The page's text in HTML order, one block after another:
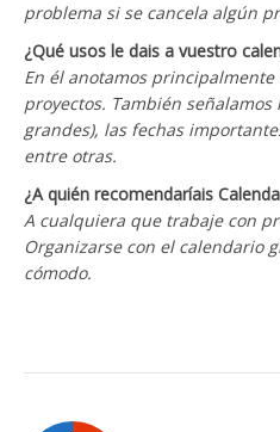
problema si se cancela algún
¿Qué usos le dais a vuestro
En él anotamos
proyectos. También señalamos
grandes), las fechas
entre otras.
¿A quién recomendaríais
A cualquiera que trabaje con
Organizarse con el calendario
cómodo.